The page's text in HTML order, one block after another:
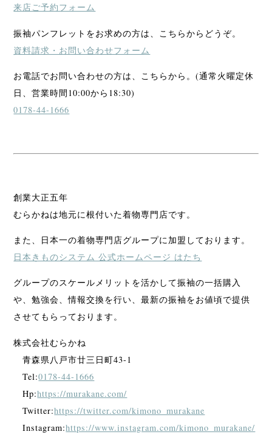
来店ご予約フォーム
振袖パンフレットをお求めの方は、こちらからどうぞ。
資料請求・お問い合わせフォーム
お電話でお問い合わせの方は、こちらから。(通常火曜定休
日、営業時間10:00から18:30)
0178-44-1666
創業大正五年
むらかねは地元に根付いた着物専門店です。
また、日本一の着物専門店グループに加盟しております。
日本きものシステム 公式ホームページ はたち
グループのスケールメリットを活かして振袖の一括購入
や、勉強会、情報交換を行い、最新の振袖をお値頃で提供
させてもらっております。
株式会社むらかね
青森県八戸市廿三日町43-1
Tel:0178-44-1666
Hp:https://murakane.com/
Twitter:https://twitter.com/kimono_murakane
Instagram:https://www.instagram.com/kimono_murakane/